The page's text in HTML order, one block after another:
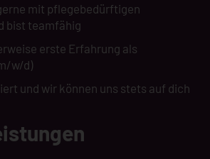
mit pflegebedürftigen
bist teamfähig
erste Erfahrung als
w/d)
und wir können uns stets auf dich